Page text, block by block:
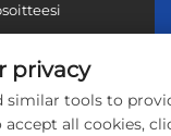
Wenzhou Linxin
pidätetään.
privacy
similar tools to
all cookies,